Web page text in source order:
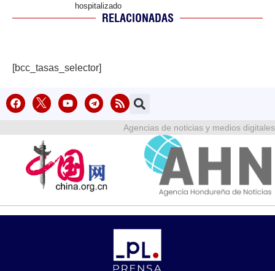
hospitalizado
RELACIONADAS
[bcc_tasas_selector]
Agencias de noticias y medios digitales